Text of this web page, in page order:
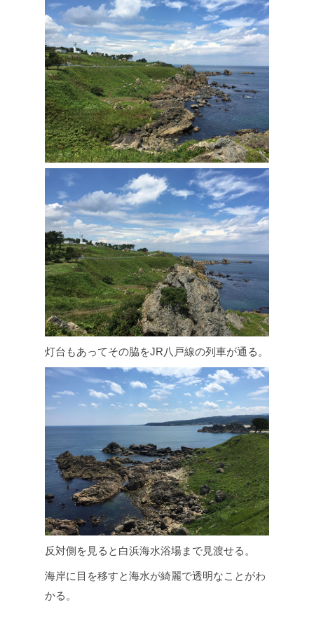
灯台もあってその脇をJR八戸線の列車が通る。
反対側を見ると白浜海水浴場まで見渡せる。
海岸に目を移すと海水が綺麗で透明なことがわ
かる。